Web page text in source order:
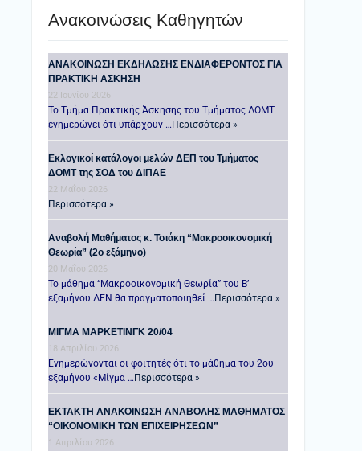
Ανακοινώσεις Καθηγητών
ANAKOINΩΣΗ ΕΚΔΗΛΩΣΗΣ ΕΝΔΙΑΦΕΡΟΝΤΟΣ ΓΙΑ
ΠΡΑΚΤΙΚΗ ΑΣΚΗΣΗ
22 Ιουνίου 2026
Το Τμήμα Πρακτικής Άσκησης του Τμήματος ΔΟΜΤ
ενημερώνει ότι υπάρχουν … Περισσότερα »
Εκλογικοί κατάλογοι μελών ΔΕΠ του Τμήματος
ΔΟΜΤ της ΣΟΔ του ΔΙΠΑΕ
22 Μαΐου 2026
Περισσότερα »
Αναβολή Μαθήματος κ. Τσιάκη “Μακροοικονομική
Θεωρία” (2ο εξάμηνο)
20 Μαΐου 2026
Το μάθημα “Μακροοικονομική Θεωρία” του Β’
εξαμήνου ΔΕΝ θα πραγματοποιηθεί … Περισσότερα »
ΜΙΓΜΑ ΜΑΡΚΕΤΙΝΓΚ 20/04
18 Απριλίου 2026
Ενημερώνονται οι φοιτητές ότι το μάθημα του 2ου
εξαμήνου «Μίγμα … Περισσότερα »
ΕΚΤΑΚΤΗ ΑΝΑΚΟΙΝΩΣΗ ΑΝΑΒΟΛΗΣ ΜΑΘΗΜΑΤΟΣ
“ΟΙΚΟΝΟΜΙΚΗ ΤΩΝ ΕΠΙΧΕΙΡΗΣΕΩΝ”
1 Απριλίου 2026